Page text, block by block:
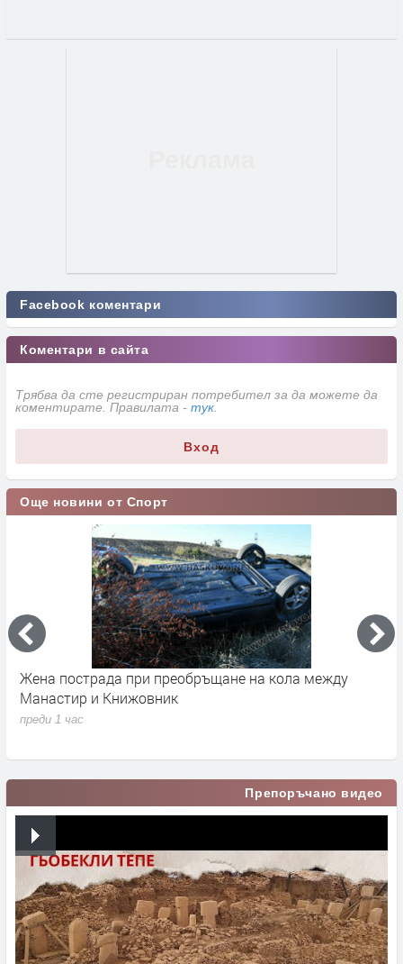
Facebook коментари
Коментари в сайта
Трябва да сте регистриран потребител за да можете да
коментирате. Правилата - тук
Вход
Още новини от Спорт
Жена пострада при преобръщане на кола между
Манастир и Книжовник
преди 1 час
Препоръчано видео